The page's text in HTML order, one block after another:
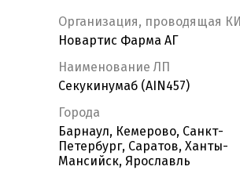
Организация, проводящая КИ
Новартис Фарма АГ
Наименование ЛП
Секукинумаб (AIN457)
Города
Барнаул, Кемерово, Санкт-
Петербург, Саратов, Ханты-
Мансийск, Ярославль